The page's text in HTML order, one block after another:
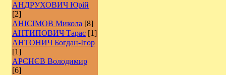
АНДРУХОВИЧ Юрій
[2]
АНІСІМОВ Микола [8]
АНТИПОВИЧ Тарас [1]
АНТОНИЧ Богдан-Ігор
[1]
АРЄНЄВ Володимир
[6]